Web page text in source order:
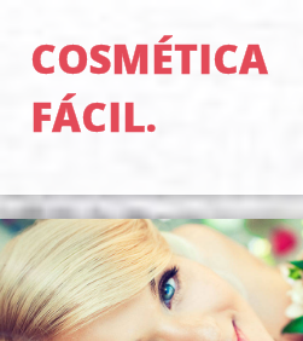
COSMÉTICA
FÁCIL.